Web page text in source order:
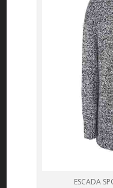
ESCADA